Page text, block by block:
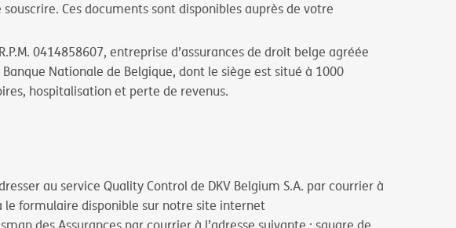
Ces documents sont disponibles auprès de votre
R.P.M. 0414858607, entreprise d’assurances de droit belge agréée
Nationale de Belgique, dont le siège est situé à 1000
hospitalisation et perte de revenus.
au service Quality Control de DKV Belgium S.A. par courrier à
le formulaire disponible sur notre site internet